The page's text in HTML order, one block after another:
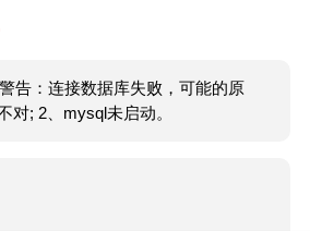
告：连接数据库失败，可能的原
对; 2、mysql未启动。